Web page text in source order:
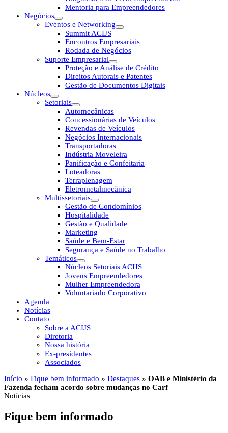
Mentoria para Empreendedores
Negócios
Eventos e Networking
Summit ACIJS
Encontros Empresariais
Rodada de Negócios
Suporte Empresarial
Proteção e Análise de Crédito
Direitos Autorais e Patentes
Gestão de Documentos Digitais
Núcleos
Setoriais
Automecânicas
Concessionárias de Veículos
Revendas de Veículos
Negócios Internacionais
Transportadoras
Indústria Moveleira
Panificação e Confeitaria
Loteadoras
Terraplenagem
Eletrometalmecânica
Multissetoriais
Gestão de Condomínios
Hospitalidade
Gestão e Qualidade
Marketing
Saúde e Bem-Estar
Segurança e Saúde no Trabalho
Temáticos
Núcleos Setoriais ACIJS
Jovens Empreendedores
Mulher Empreendedora
Voluntariado Corporativo
Agenda
Notícias
Contato
Sobre a ACIJS
Diretoria
Nossa história
Ex-presidentes
Associados
Início » Fique bem informado » Destaques » OAB e Ministério da
Fazenda fecham acordo sobre mudanças no Carf
Notícias
Fique bem informado